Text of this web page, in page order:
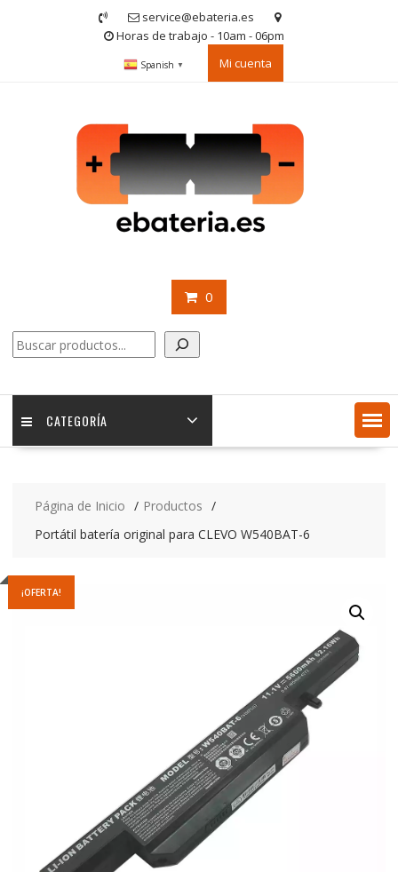
service@ebateria.es
Horas de trabajo - 10am - 06pm
Spanish ▼ Mi cuenta
0
Buscar
CATEGORÍA
Página de Inicio
Productos
Portátil batería original para CLEVO W540BAT-6
¡OFERTA!